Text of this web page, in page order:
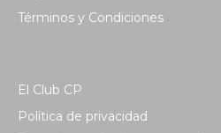
Términos y Condiciones
El Club CP
Política de privacidad